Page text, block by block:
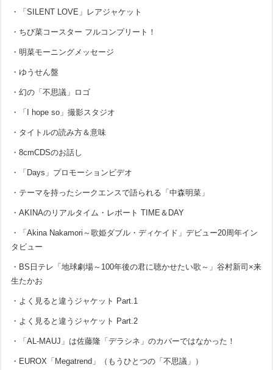
・「SILENT LOVE」レアジャケット
・ちび菜コースター フルコンプリート！
・明菜モーニングメッセージ
・ゆうせん盤
・幻の「不思議」ロゴ
・「I hope so」撮影スタジオ
・タイトルの読み方＆意味
・8cmCDSのお話し
・「Days」プロモーションビデオ
・テーマを持ったシークエンスで語られる「中森明菜」
・AKINAのリアルタイム・レポート TIME＆DAY
・「Akina Nakamori～歌姫ダブル・ディケイド」デビュー20周年イン
タビュー
・BS日テレ「地球劇場～100年後の君に聴かせたい歌～」谷村新司×来
生たかお
・よく見ると違うジャケット Part.1
・よく見ると違うジャケット Part.2
・「AL-MAUJ」は佐藤隆「デラシネ」のカバーではなかった！
・EUROX「Megatrend」（もうひとつの「不思議」）